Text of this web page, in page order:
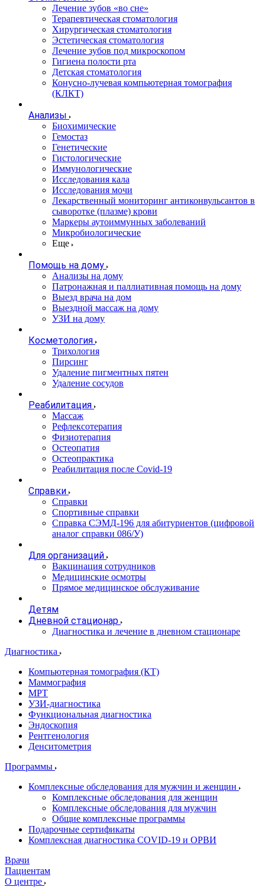
Лечение зубов «во сне»
Терапевтическая стоматология
Хирургическая стоматология
Эстетическая стоматология
Лечение зубов под микроскопом
Гигиена полости рта
Детская стоматология
Конусно-лучевая компьютерная томография
(КЛКТ)
Анализы
Биохимические
Гемостаз
Генетические
Гистологические
Иммунологические
Исследования кала
Исследования мочи
Лекарственный мониторинг антиконвульсантов в
сыворотке (плазме) крови
Маркеры аутоиммунных заболеваний
Микробиологические
Еще
Помощь на дому
Анализы на дому
Патронажная и паллиативная помощь на дому
Выезд врача на дом
Выездной массаж на дому
УЗИ на дому
Косметология
Трихология
Пирсинг
Удаление пигментных пятен
Удаление сосудов
Реабилитация
Массаж
Рефлексотерапия
Физиотерапия
Остеопатия
Остеопрактика
Реабилитация после Covid-19
Справки
Справки
Спортивные справки
Справка СЭМД‑196 для абитуриентов (цифровой
аналог справки 086/У)
Для организаций
Вакцинация сотрудников
Медицинские осмотры
Прямое медицинское обслуживание
Детям
Дневной стационар
Диагностика и лечение в дневном стационаре
Диагностика
Компьютерная томография (КТ)
Маммография
МРТ
УЗИ-диагностика
Функциональная диагностика
Эндоскопия
Рентгенология
Денситометрия
Программы
Комплексные обследования для мужчин и женщин
Комплексные обследования для женщин
Комплексные обследования для мужчин
Общие комплексные программы
Подарочные сертификаты
Комплексная диагностика COVID-19 и ОРВИ
Врачи
Пациентам
О центре